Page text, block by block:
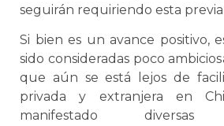
seguirán requiriendo esta
Si bien es un avance positivo,
sido consideradas poco
que aún se está lejos de
privada y extranjera en
manifestado diversas